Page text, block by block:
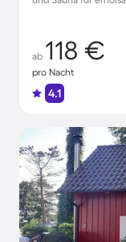
ab 118 €
pro Nacht
4.1